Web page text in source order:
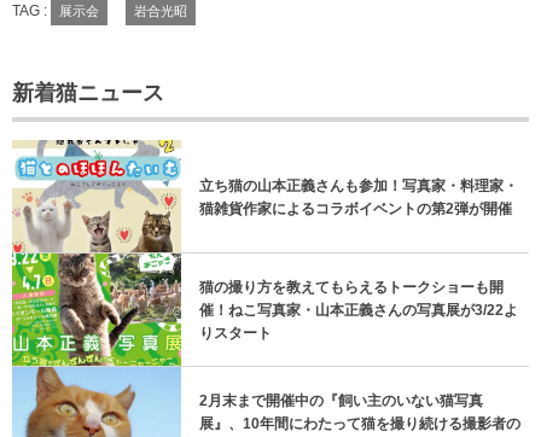
TAG : 展示会 岩合光昭
新着猫ニュース
立ち猫の山本正義さんも参加！写真家・料理家・
猫雑貨作家によるコラボイベントの第2弾が開催
猫の撮り方を教えてもらえるトークショーも開
催！ねこ写真家・山本正義さんの写真展が3/22よ
りスタート
2月末まで開催中の『飼い主のいない猫写真
展』、10年間にわたって猫を撮り続ける撮影者の